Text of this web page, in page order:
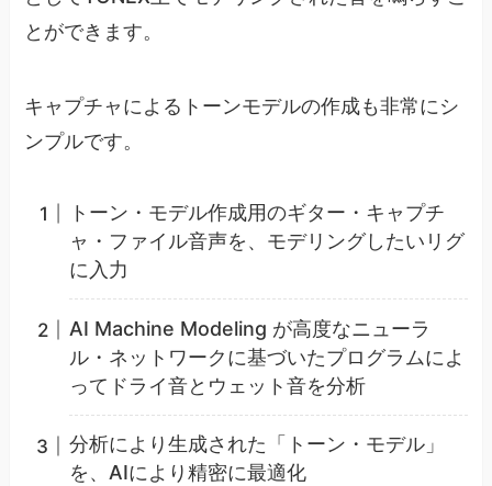
とができます。
キャプチャによるトーンモデルの作成も非常にシ
ンプルです。
トーン・モデル作成用のギター・キャプチ
ャ・ファイル音声を、モデリングしたいリグ
に入力
AI Machine Modeling が高度なニューラ
ル・ネットワークに基づいたプログラムによ
ってドライ音とウェット音を分析
分析により生成された「トーン・モデル」
を、AIにより精密に最適化